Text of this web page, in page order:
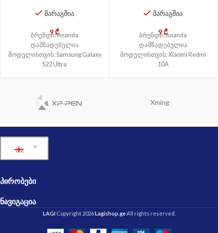
მარაგშია
9₾
ბრენდი: Ananda
დამზადებულია
მოდელისთვის: Samsung Galaxy
S22 Ultra
მარაგშია
9₾
ბრენდი: Ananda
დამზადებულია
მოდელისთვის: Xiaomi Redmi
10A
Xming
ᲞᲘᲠᲝᲑᲔᲑᲘ
ᲜᲐᲕᲘᲒᲐᲪᲘᲐ
LAGI Copyright 2026Lagishop.geAll rights reserved.